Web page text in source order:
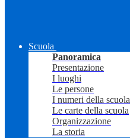
Scuola
Panoramica
Presentazione
I luoghi
Le persone
I numeri della scuola
Le carte della scuola
Organizzazione
La storia